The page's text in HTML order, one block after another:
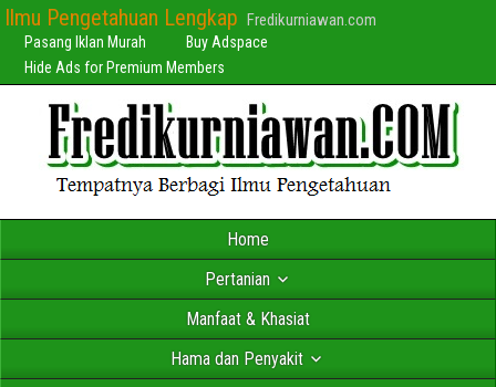
Ilmu Pengetahuan Lengkap Fredikurniawan.com
Pasang Iklan Murah
Buy Adspace
Hide Ads for Premium Members
Home
Pertanian
Manfaat & Khasiat
Hama dan Penyakit